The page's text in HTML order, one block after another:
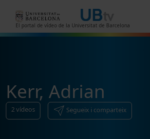
El portal de vídeo de la Universitat de Barcelona
Kerr, Adrian
2vídeos Segueix i comparteix